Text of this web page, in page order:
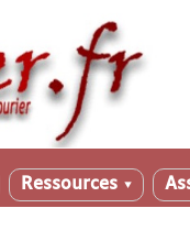
Ressources ▼